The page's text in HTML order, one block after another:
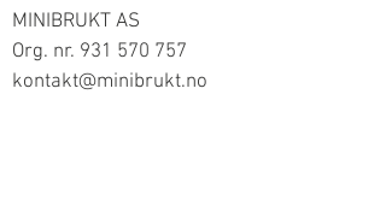
MINIBRUKT AS
Org. nr. 931 570 757
kontakt@minibrukt.no